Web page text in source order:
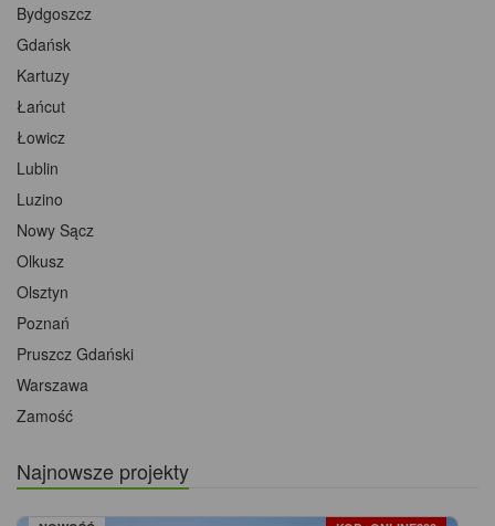
Bydgoszcz
Gdańsk
Kartuzy
Łańcut
Łowicz
Lublin
Luzino
Nowy Sącz
Olkusz
Olsztyn
Poznań
Pruszcz Gdański
Warszawa
Zamość
Najnowsze projekty